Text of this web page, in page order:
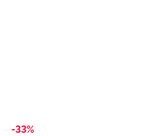
-33%